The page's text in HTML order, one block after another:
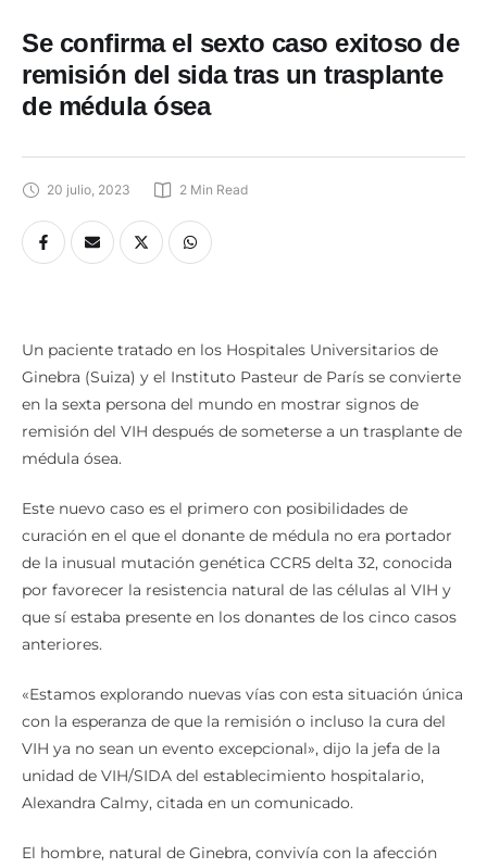
Se confirma el sexto caso exitoso de
remisión del sida tras un trasplante
de médula ósea
20 julio, 2023 2 Min Read
Un paciente tratado en los Hospitales Universitarios de
Ginebra (Suiza) y el Instituto Pasteur de París se convierte
en la sexta persona del mundo en mostrar signos de
remisión del VIH después de someterse a un trasplante de
médula ósea.
Este nuevo caso es el primero con posibilidades de
curación en el que el donante de médula no era portador
de la inusual mutación genética CCR5 delta 32, conocida
por favorecer la resistencia natural de las células al VIH y
que sí estaba presente en los donantes de los cinco casos
anteriores.
«Estamos explorando nuevas vías con esta situación única
con la esperanza de que la remisión o incluso la cura del
VIH ya no sean un evento excepcional», dijo la jefa de la
unidad de VIH/SIDA del establecimiento hospitalario,
Alexandra Calmy, citada en un comunicado.
El hombre, natural de Ginebra, convivía con la afección